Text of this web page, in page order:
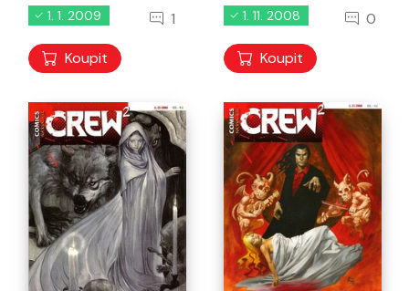
1. 1. 2009 1
Koupit
1. 11. 2008 0
Koupit